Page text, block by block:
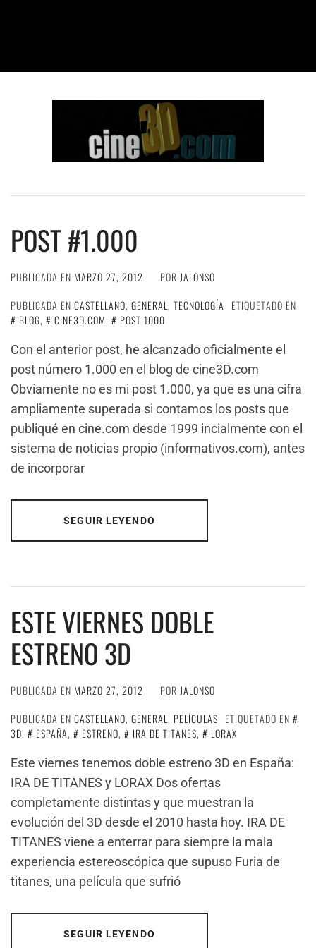
POST #1.000
PUBLICADA EN MARZO 27, 2012 POR JALONSO
PUBLICADA EN CASTELLANO, GENERAL, TECNOLOGÍA
ETIQUETADO EN
BLOG, CINE3D.COM,
POST 1000
Con el anterior post, he alcanzado oficialmente el
post número 1.000 en el blog de cine3D.com
Obviamente no es mi post 1.000, ya que es una cifra
ampliamente superada si contamos los posts que
publiqué en cine.com desde 1999 incialmente con el
sistema de noticias propio (informativos.com), antes
de incorporar
SEGUIR LEYENDO
ESTE VIERNES DOBLE
ESTRENO 3D
PUBLICADA EN MARZO 27, 2012 POR JALONSO
PUBLICADA EN CASTELLANO, GENERAL, PELÍCULAS ETIQUETADO EN
3D, ESPAÑA, ESTRENO, IRA DE TITANES,
LORAX
Este viernes tenemos doble estreno 3D en España:
IRA DE TITANES y LORAX Dos ofertas
completamente distintas y que muestran la
evolución del 3D desde el 2010 hasta hoy. IRA DE
TITANES viene a enterrar para siempre la mala
experiencia estereoscópica que supuso Furia de
titanes, una película que sufrió
SEGUIR LEYENDO